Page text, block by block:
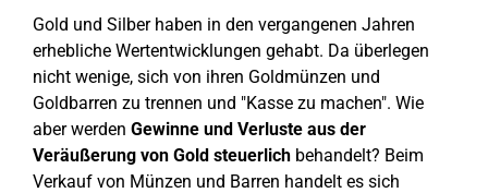
Gold und Silber haben in den vergangenen Jahren
erhebliche Wertentwicklungen gehabt. Da überlegen
nicht wenige, sich von ihren Goldmünzen und
Goldbarren zu trennen und "Kasse zu machen". Wie
aber werden Gewinne und Verluste aus der
Veräußerung von Gold steuerlich behandelt? Beim
Verkauf von Münzen und Barren handelt es sich